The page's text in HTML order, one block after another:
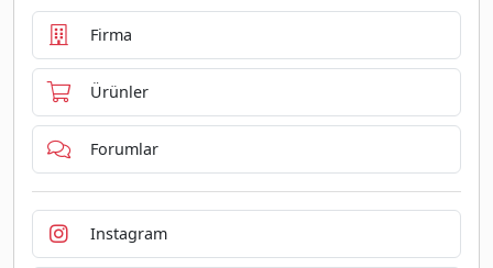
Firma
Ürünler
Forumlar
Instagram